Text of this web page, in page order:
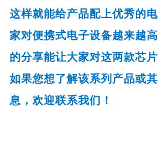
这样就能给产品配上优秀的
家对便携式电子设备越来越高
的分享能让大家对这两款芯
如果您想了解该系列产品或
息，欢迎联系我们！